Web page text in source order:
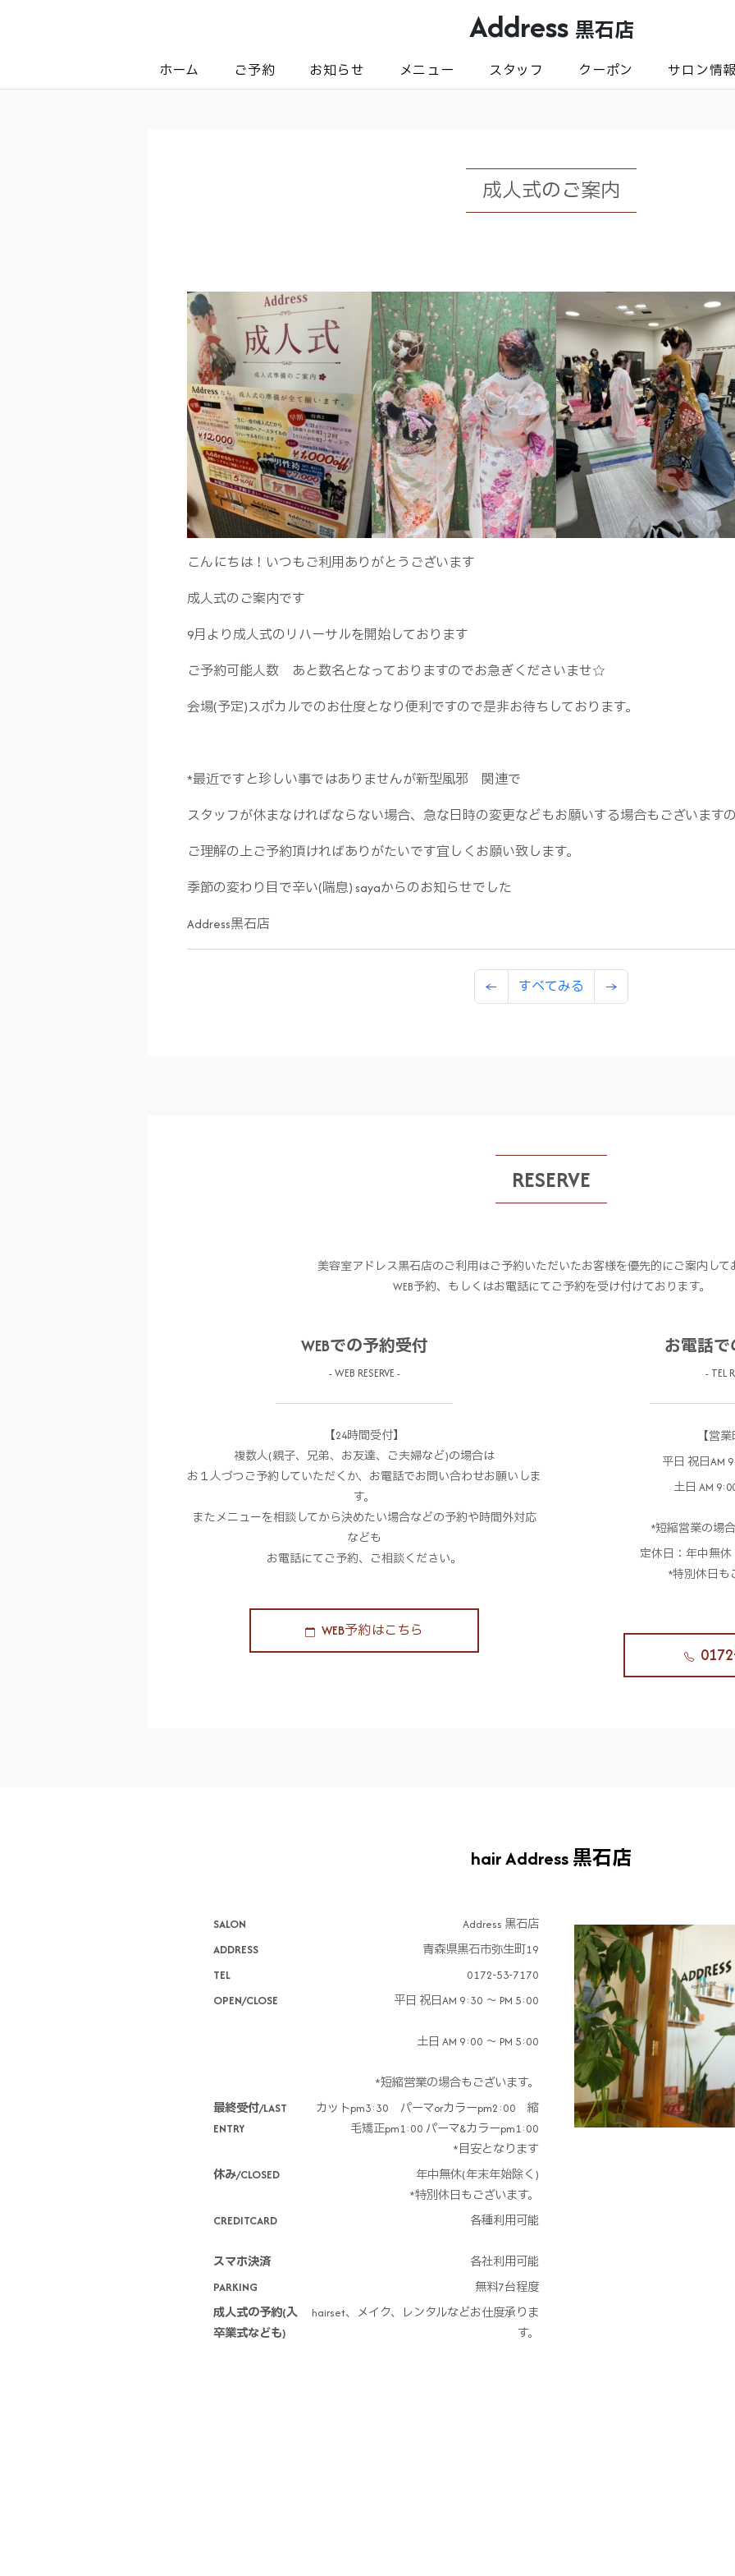
Address 黒石店
ホーム ご予約 お知らせ メニュー スタッフ クーポン サロン情
成人式のご案内
こんにちは！いつもご利用ありがとうございます
成人式のご案内です
9月より成人式のリハーサルを開始しております
ご予約可能人数 あと数名となっておりますのでお急ぎくださいませ☆
会場(予定)スポカルでのお仕度となり便利ですので是非お待ちしております。
*最近ですと珍しい事ではありませんが新型風邪 関連で
スタッフが休まなければならない場合、急な日時の変更などもお願いする場合もございます
ご理解の上ご予約頂ければありがたいです宜しくお願い致します。
季節の変わり目で辛い(喘息) sayaからのお知らせでした
Address黒石店
← すべてみる →
RESERVE
美容室アドレス黒石店のご利用はご予約いただいたお客様を優先的にご案内して
WEB予約、もしくはお電話にてご予約を受け付けております。
WEBでの予約受付
- WEB RESERVE -
【24時間受付】
複数人(親子、兄弟、お友達、ご夫婦など)の場合は
お１人づつご予約していただくか、お電話でお問い合わせお願いしま
す。
またメニューを相談してから決めたい場合などの予約や時間外対応
なども
お電話にてご予約、ご相談ください。
WEB予約はこちら
お電話
- TEL
【営
平日 祝日AM
土日 AM
*短縮営業の場
定休日：年中無
*特別休日も
hair Address 黒石店
SALON
Address 黒石店
ADDRESS
青森県黒石市弥生町19
TEL
0172-53-7170
OPEN/CLOSE
平日 祝日AM 9:30 ～ PM 5:00
土日 AM 9:00 ～ PM 5:00
*短縮営業の場合もございます。
最終受付/LAST
ENTRY
カットpm3:30 パーマorカラーpm2:00 縮
毛矯正pm1:00 パーマ&カラーpm1:00
*目安となります
休み/CLOSED
年中無休(年末年始除く)
*特別休日もございます。
CREDITCARD
スマホ決済
各種利用可能
各社利用可能
PARKING
無料7台程度
成人式の予約(入
卒業式なども)
hairset、メイク、レンタルなどお仕度承りま
す。